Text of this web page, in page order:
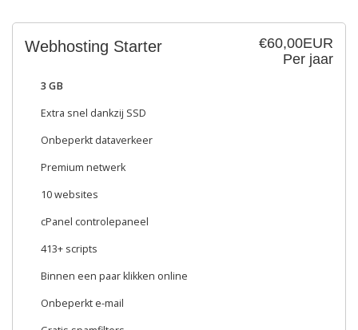
€60,00EUR
Per jaar
Webhosting Starter
3 GB
Extra snel dankzij SSD
Onbeperkt dataverkeer
Premium netwerk
10 websites
cPanel controlepaneel
413+ scripts
Binnen een paar klikken online
Onbeperkt e-mail